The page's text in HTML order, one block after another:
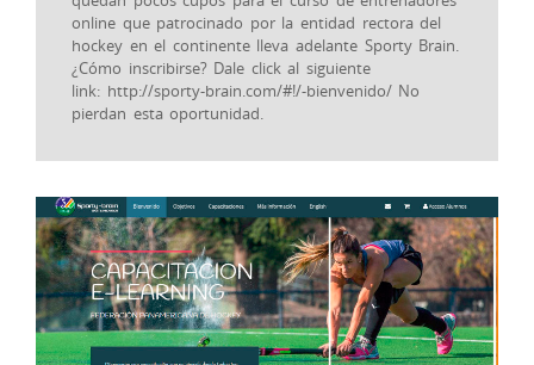
online que patrocinado por la entidad rectora del
hockey en el continente lleva adelante Sporty Brain.
¿Cómo inscribirse? Dale click al siguiente
link: http://sporty-brain.com/#!/-bienvenido/ No
pierdan esta oportunidad.